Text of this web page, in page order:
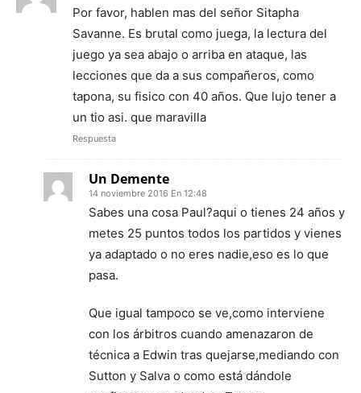
Por favor, hablen mas del señor Sitapha
Savanne. Es brutal como juega, la lectura del
juego ya sea abajo o arriba en ataque, las
lecciones que da a sus compañeros, como
tapona, su fisico con 40 años. Que lujo tener a
un tio asi. que maravilla
Respuesta
Un Demente
14 noviembre 2016 En 12:48
Sabes una cosa Paul?aqui o tienes 24 años y
metes 25 puntos todos los partidos y vienes
ya adaptado o no eres nadie,eso es lo que
pasa.
Que igual tampoco se ve,como interviene
con los árbitros cuando amenazaron de
técnica a Edwin tras quejarse,mediando con
Sutton y Salva o como está dándole